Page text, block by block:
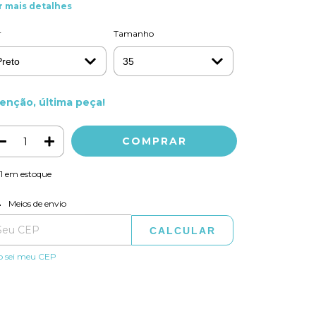
mais detalhes
Tamanho
última peça!
1 em estoque
para o CEP:
Meios de envio
CALCULAR
sei meu CEP